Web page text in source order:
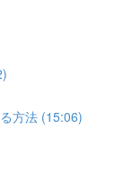
方法 (15:06)